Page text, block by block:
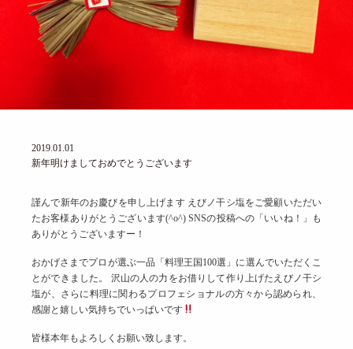
2019.01.01
新年明けましておめでとうございます
謹んで新年のお慶びを申し上げますえびノ干シ塩をご愛顧いただい
たお客様ありがとうございます(^o^) SNSの投稿への「いいね！」も
ありがとうございますー！
おかげさまでプロが選ぶ一品「料理王国100選」に選んでいただくこ
とができました。
沢山の人の力をお借りして作り上げたえびノ干シ
塩が、さらに料理に関わるプロフェショナルの方々から認められ、
感謝と嬉しい気持ちでいっぱいです
皆様本年もよろしくお願い致します。